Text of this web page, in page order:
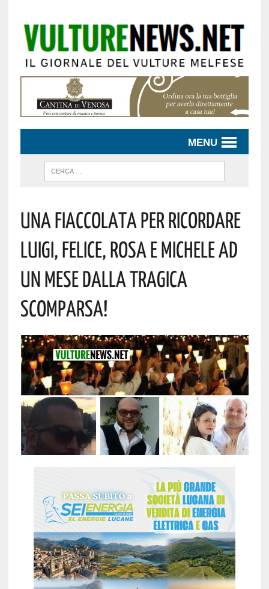
MENU
UNA FIACCOLATA PER RICORDARE
LUIGI, FELICE, ROSA E MICHELE AD
UN MESE DALLA TRAGICA
SCOMPARSA!